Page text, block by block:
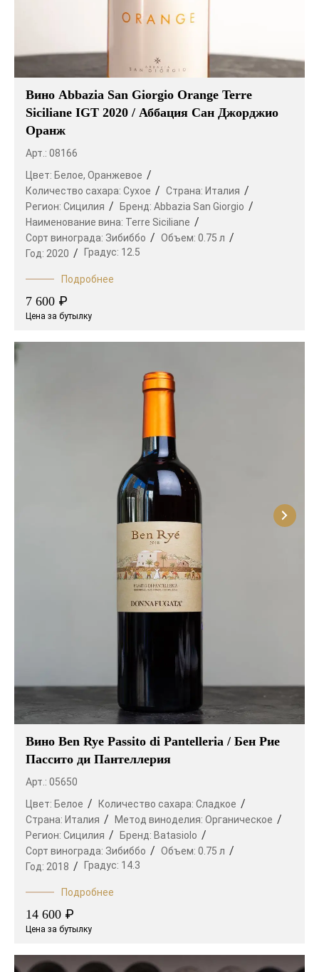
Вино Abbazia San Giorgio Orange Terre
Siciliane IGT 2020 / Аббация Сан Джорджио
Оранж
Арт.: 08166
Цвет: Белое, Оранжевое
Количество сахара: Сухое Страна: Италия
Регион: Сицилия Бренд: Abbazia San Giorgio
Наименование вина: Terre Siciliane
Сорт винограда: Зибиббо Объем: 0.75 л
Год: 2020 Градус: 12.5
Подробнее
7 600 ₽
Цена за бутылку
Вино Ben Rye Passito di Pantelleria / Бен Рие
Пассито ди Пантеллерия
Арт.: 05650
Цвет: Белое Количество сахара: Сладкое
Страна: Италия Метод виноделия: Органическое
Регион: Сицилия Бренд: Batasiolo
Сорт винограда: Зибиббо Объем: 0.75 л
Год: 2018 Градус: 14.3
Подробнее
14 600 ₽
Цена за бутылку